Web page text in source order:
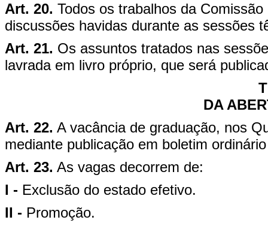
Art. 20. Todos os trabalhos da
discussões havidas durante as sessões
Art. 21. Os assuntos tratados nas
lavrada em livro próprio, que será
DA
Art. 22. A vacância de graduação, nos
mediante publicação em boletim
Art. 23. As vagas decorrem de:
I - Exclusão do estado efetivo.
II - Promoção.